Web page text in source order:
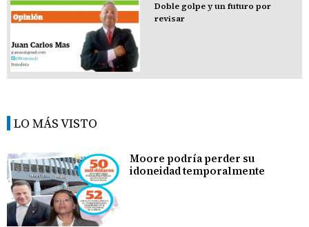
Doble golpe y un futuro por
revisar
LO MÁS VISTO
Moore podría perder su
idoneidad temporalmente